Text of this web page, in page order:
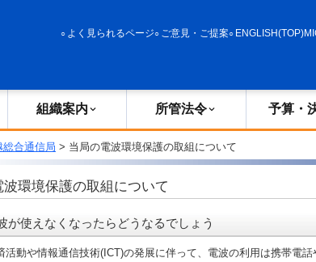
よく見られるページ ご意見・ご提案 ENGLISH(TOP)
組織案内 所管法令 予算・
総合通信局 > 当局の電波環境保護の取組について
波環境保護の取組について
が使えなくなったらどうなるでしょう
動や情報通信技術(ICT)の発展に伴って、電波の利用は携帯電話